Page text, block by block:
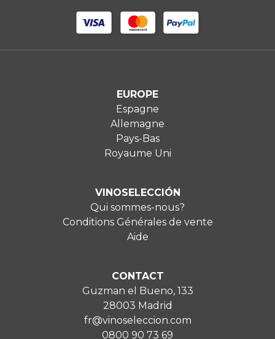
EUROPE
Espagne
Allemagne
Pays-Bas
Royaume Uni
VINOSELECCIÓN
Qui sommes-nous?
Conditions Générales de vente
Aide
CONTACT
Guzman el Bueno, 133
28003 Madrid
fr@vinoseleccion.com
0800 90 73 69